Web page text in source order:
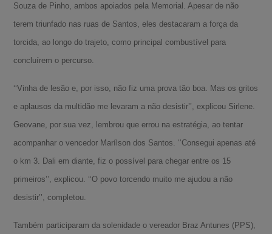
Souza de Pinho, ambos apoiados pela Memorial. Apesar de não
terem triunfado nas ruas de Santos, eles destacaram a força da
torcida, ao longo do trajeto, como principal combustível para
concluírem o percurso.
‘‘Vinha de lesão e, por isso, não fiz uma prova tão boa. Mas os gritos
e aplausos da multidão me levaram a não desistir’’, explicou Sirlene.
Geovane, por sua vez, lembrou que errou na estratégia, ao tentar
acompanhar o vencedor Marílson dos Santos. ‘‘Consegui apenas até
o km 3. Dali em diante, fiz o possível para chegar entre os 15
primeiros’’, explicou. ‘‘O povo torcendo muito me ajudou a não
desistir’’, completou.
Também participaram da solenidade o vereador Braz Antunes (PPS),